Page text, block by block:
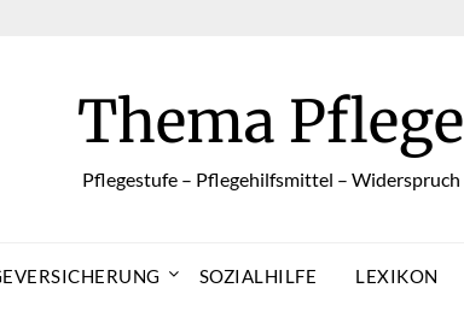
Thema Pflege
Pflegestufe – Pflegehilfsmittel – Widerspruch
SOZIALHILFE LEXIKON